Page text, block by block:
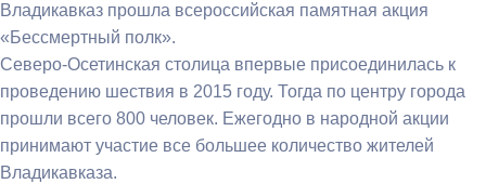
Владикавказ прошла всероссийская памятная акция
«Бессмертный полк».
Северо-Осетинская столица впервые присоединилась к
проведению шествия в 2015 году. Тогда по центру города
прошли всего 800 человек. Ежегодно в народной акции
принимают участие все большее количество жителей
Владикавказа.